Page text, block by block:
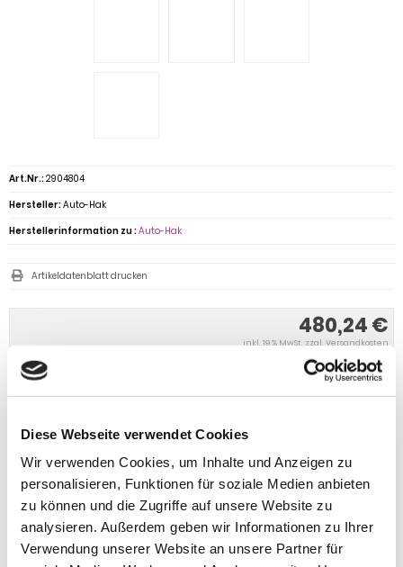
Diese Webseite verwendet Cookies
Wir verwenden Cookies, um Inhalte und Anzeigen zu
personalisieren, Funktionen für soziale Medien anbieten
zu können und die Zugriffe auf unsere Website zu
analysieren. Außerdem geben wir Informationen zu Ihrer
Verwendung unserer Website an unsere Partner für
480,24 €
inkl. 19 % MwSt. zzgl. Versandkosten
Art.Nr.:2904804
Hersteller:Auto-Hak
Herstellerinformation zu :Auto-Hak
Artikeldatenblatt drucken